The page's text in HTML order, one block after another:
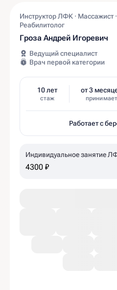
Инструктор ЛФК · Массажист ·
Реабилитолог
Гроза Андрей Игоревич
Ведущий специалист
Врач первой категории
10 лет
стаж
от 3
принимает
Работает с
Индивидуальное занятие
4300 ₽